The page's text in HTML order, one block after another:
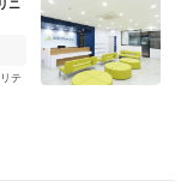
ニ
テ